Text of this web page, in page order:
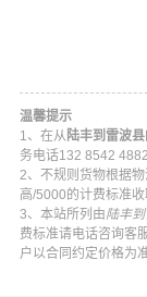
温馨提示
1、在从 陆丰到雷波
务电话132 8542 4882
2、不规则货物根据
高/5000的计费标准
3、本站所列由陆丰
费标准请电话咨询客
户以合同约定价格为